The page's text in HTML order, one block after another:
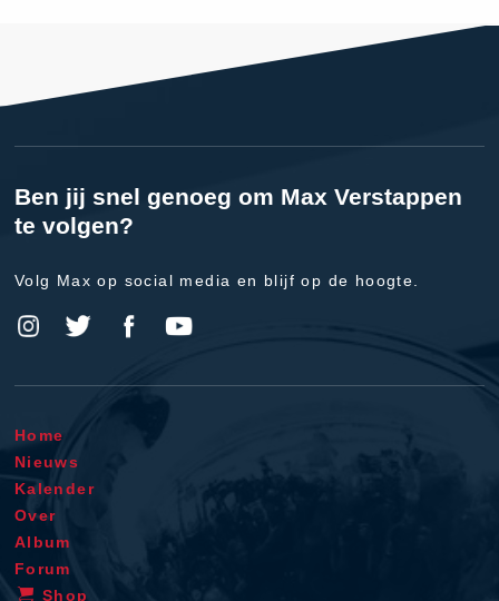
Ben jij snel genoeg om Max Verstappen
te volgen?
Volg Max op social media en blijf op de hoogte.
Home
Nieuws
Kalender
Over
Album
Forum
Shop